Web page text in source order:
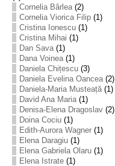
Cornelia Bârlea(2)
Cornelia Viorica Filip(1)
Cristina Ionescu(1)
Cristina Mihai (1)
Dan Sava(1)
Dana Voinea(1)
Daniela Chițescu(3)
Daniela Evelina Oancea(2)
Daniela-Maria Musteață(1)
David Ana Maria(1)
Denisa-Elena Dragoslav(2)
Doina Cociu(1)
Edith-Aurora Wagner(1)
Elena Daragiu(1)
Elena Gabriela Olaru(1)
Elena Istrate(1)